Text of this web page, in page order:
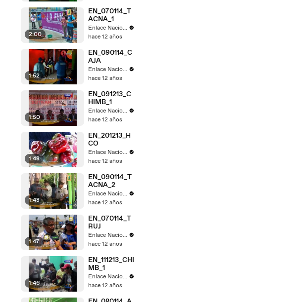
2:00
EN_070114_T
ACNA_1
Enlace Nacional
hace 12 años
1:52
EN_090114_C
AJA
Enlace Nacional
hace 12 años
1:50
EN_091213_C
HIMB_1
Enlace Nacional
hace 12 años
1:48
EN_201213_H
CO
Enlace Nacional
hace 12 años
1:48
EN_090114_T
ACNA_2
Enlace Nacional
hace 12 años
1:47
EN_070114_T
RUJ
Enlace Nacional
hace 12 años
1:46
EN_111213_CHI
MB_1
Enlace Nacional
hace 12 años